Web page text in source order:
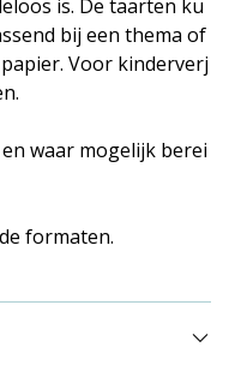
is. De taarten ku
bij een thema of
Voor kinderverj
waar mogelijk berei
formaten.